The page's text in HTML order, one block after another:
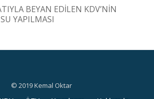
BEYAN EDİLEN KDV’NİN
YAPILMASI
© 2019 Kemal Oktar